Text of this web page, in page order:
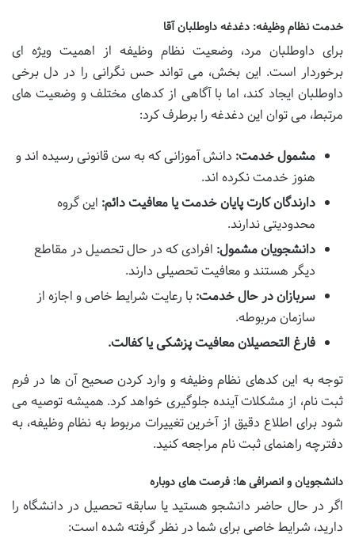
خدمت نظام وظیفه: دغدغه داوطلبان آقا
برای داوطلبان مرد، وضعیت نظام وظیفه از اهمیت ویژه ای
برخوردار است. این بخش، می تواند حس نگرانی را در دل برخی
داوطلبان ایجاد کند، اما با آگاهی از کدهای مختلف و وضعیت های
مرتبط، می توان این دغدغه را برطرف کرد:
مشمول خدمت: دانش آموزانی که به سن قانونی رسیده اند و
هنوز خدمت نکرده اند.
دارندگان کارت پایان خدمت یا معافیت دائم: این گروه
محدودیتی ندارند.
دانشجویان مشمول: افرادی که در حال تحصیل در مقاطع
دیگر هستند و معافیت تحصیلی دارند.
سربازان در حال خدمت: با رعایت شرایط خاص و اجازه از
سازمان مربوطه.
فارغ التحصیلان معافیت پزشکی یا کفالت.
توجه به این کدهای نظام وظیفه و وارد کردن صحیح آن ها در فرم
ثبت نام، از مشکلات آینده جلوگیری خواهد کرد. همیشه توصیه می
شود برای اطلاع دقیق از آخرین تغییرات مربوط به نظام وظیفه، به
دفترچه راهنمای ثبت نام مراجعه کنید.
دانشجویان و انصرافی ها: فرصت های دوباره
اگر در حال حاضر دانشجو هستید یا سابقه تحصیل در دانشگاه را
دارید، شرایط خاصی برای شما در نظر گرفته شده است: